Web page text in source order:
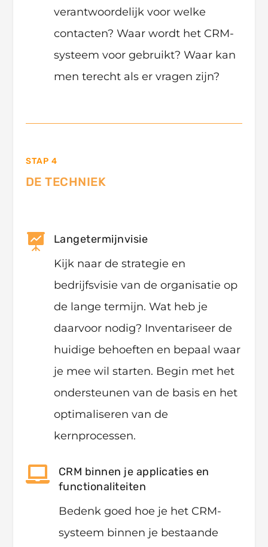
verantwoordelijk voor welke
contacten? Waar wordt het CRM-
systeem voor gebruikt? Waar kan
men terecht als er vragen zijn?
STAP 4
DE TECHNIEK

Langetermijnvisie
Kijk naar de strategie en
bedrijfsvisie van de organisatie op
de lange termijn. Wat heb je
daarvoor nodig? Inventariseer de
huidige behoeften en bepaal waar
je mee wil starten. Begin met het
ondersteunen van de basis en het
optimaliseren van de
kernprocessen.

CRM binnen je applicaties en
functionaliteiten
Bedenk goed hoe je het CRM-
systeem binnen je bestaande